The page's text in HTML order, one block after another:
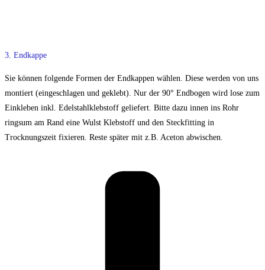
3. Endkappe
Sie können folgende Formen der Endkappen wählen. Diese werden von uns
montiert (eingeschlagen und geklebt). Nur der 90° Endbogen wird lose zum
Einkleben inkl. Edelstahlklebstoff geliefert. Bitte dazu innen ins Rohr
ringsum am Rand eine Wulst Klebstoff und den Steckfitting in
Trocknungszeit fixieren. Reste später mit z.B. Aceton abwischen.